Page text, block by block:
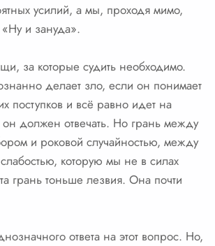
усилий, а мы, проходя мимо,
и зануда».
за которые судить необходимо.
делает зло, если он понимает
поступков и всё равно идет на
должен отвечать. Но грань между
и роковой случайностью, между
которую мы не в силах
грань тоньше лезвия. Она почти
ответа на этот вопрос. Но,